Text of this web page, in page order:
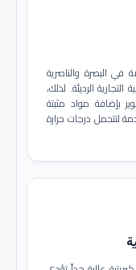
في البصرة والناصرية
الرديئة. لذلك،
بإضافة مواد مثبتة
لتتحمل درجات حرارة